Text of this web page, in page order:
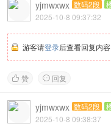
yjmwxwx 数码2段
2025-10-8 09:37:32
游客请登录后查看回复内容
 赞  回复
yjmwxwx 数码2段
2025-10-8 09:38:37